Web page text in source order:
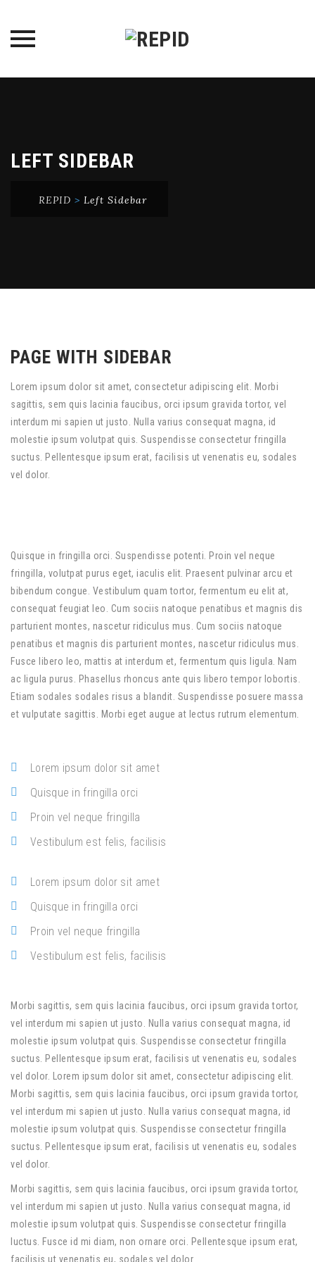
LEFT SIDEBAR
REPID > Left Sidebar
PAGE WITH SIDEBAR
Lorem ipsum dolor sit amet, consectetur adipiscing elit. Morbi
sagittis, sem quis lacinia faucibus, orci ipsum gravida tortor, vel
interdum mi sapien ut justo. Nulla varius consequat magna, id
molestie ipsum volutpat quis. Suspendisse consectetur fringilla
suctus. Pellentesque ipsum erat, facilisis ut venenatis eu, sodales
vel dolor.
Quisque in fringilla orci. Suspendisse potenti. Proin vel neque
fringilla, volutpat purus eget, iaculis elit. Praesent pulvinar arcu et
bibendum congue. Vestibulum quam tortor, fermentum eu elit at,
consequat feugiat leo. Cum sociis natoque penatibus et magnis dis
parturient montes, nascetur ridiculus mus. Cum sociis natoque
penatibus et magnis dis parturient montes, nascetur ridiculus mus.
Fusce libero leo, mattis at interdum et, fermentum quis ligula. Nam
ac ligula purus. Phasellus rhoncus ante quis libero tempor lobortis.
Etiam sodales sodales risus a blandit. Suspendisse posuere massa
et vulputate sagittis. Morbi eget augue at lectus rutrum elementum.
Lorem ipsum dolor sit amet
Quisque in fringilla orci
Proin vel neque fringilla
Vestibulum est felis, facilisis
Lorem ipsum dolor sit amet
Quisque in fringilla orci
Proin vel neque fringilla
Vestibulum est felis, facilisis
Morbi sagittis, sem quis lacinia faucibus, orci ipsum gravida tortor,
vel interdum mi sapien ut justo. Nulla varius consequat magna, id
molestie ipsum volutpat quis. Suspendisse consectetur fringilla
suctus. Pellentesque ipsum erat, facilisis ut venenatis eu, sodales
vel dolor. Lorem ipsum dolor sit amet, consectetur adipiscing elit.
Morbi sagittis, sem quis lacinia faucibus, orci ipsum gravida tortor,
vel interdum mi sapien ut justo. Nulla varius consequat magna, id
molestie ipsum volutpat quis. Suspendisse consectetur fringilla
suctus. Pellentesque ipsum erat, facilisis ut venenatis eu, sodales
vel dolor.
Morbi sagittis, sem quis lacinia faucibus, orci ipsum gravida tortor,
vel interdum mi sapien ut justo. Nulla varius consequat magna, id
molestie ipsum volutpat quis. Suspendisse consectetur fringilla
luctus. Fusce id mi diam, non ornare orci. Pellentesque ipsum erat,
facilisis ut venenatis eu, sodales vel dolor.